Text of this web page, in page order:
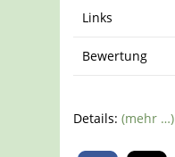
Links
Bewertung
Details:(mehr …)